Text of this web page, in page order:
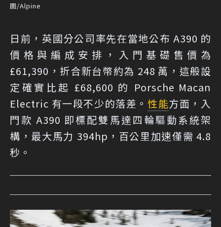
圖/Alpine
日前，英國分公司率先在當地公布 A390 的
價格與編成安排，入門基礎售價為
£61,390，折合新台幣約為 248 萬，這般設
定確實比起 £68,600 的 Porsche Macan
Electric 有一段不少的落差。 性能方面，入
門款 A390 即標配雙馬達四輪驅動系統架
構，最大馬力 394hp，百公里加速僅需 4.8
秒。